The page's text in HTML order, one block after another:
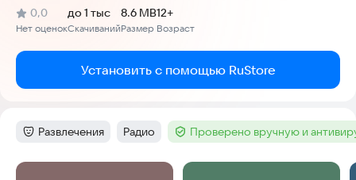
Рейтинг:
0,0
(
Нет оценок
)
Скачиваний
до 1 тыс
Размер
8.6 MB
Возраст
12+
Установить с помощью RuStore
Категория:
Развлечения Тег:
Радио Тег :Проверено вручную и
Скриншоты